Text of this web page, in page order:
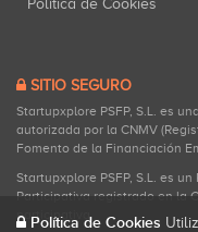
Política de Cookies
SITIO SEGURO
Startupxplore PSFP, S.L. es
autorizada por la CNMV
Fomento de la Financiación
Startupxplore PSFP, S.L. es
Participativa registrado en la
participativa.
Política de Cookies